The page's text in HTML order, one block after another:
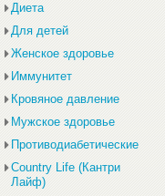
Диета
Для детей
Женское здоровье
Иммунитет
Кровяное давление
Мужское здоровье
Противодиабетические
Country Life (Кантри
Лайф)